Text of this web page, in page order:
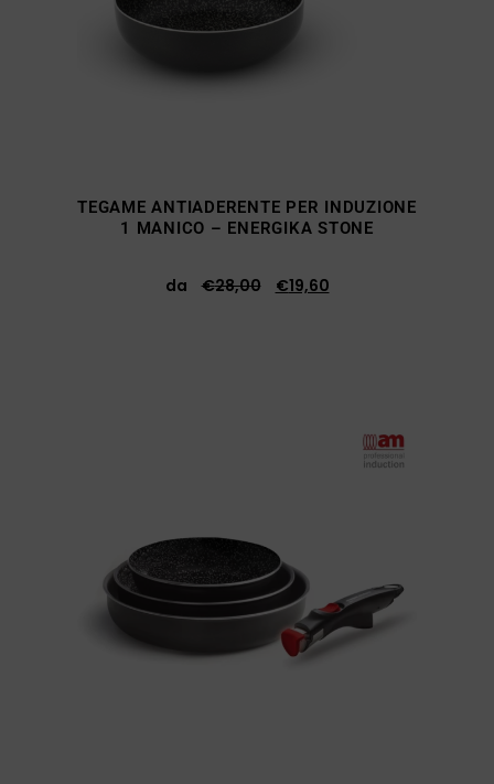
TEGAME ANTIADERENTE PER INDUZIONE
1 MANICO – ENERGIKA STONE
da€28,00 €19,60